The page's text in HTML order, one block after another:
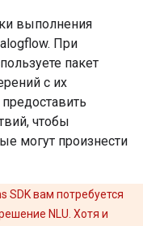
выполнения
При
пакет
с их
чтобы
могут произнести
SDK вам потребуется
NLU. Хотя и